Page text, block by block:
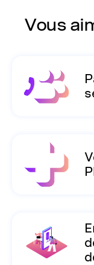
Vous